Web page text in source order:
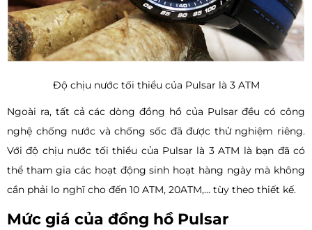
Độ chịu nước tối thiểu của Pulsar là 3 ATM
Ngoài ra, tất cả các dòng đồng hồ của Pulsar đều có công
nghệ chống nước và chống sốc đã được thử nghiệm riêng.
Với độ chịu nước tối thiểu của Pulsar là 3 ATM là bạn đã có
thể tham gia các hoạt động sinh hoạt hàng ngày mà không
cần phải lo nghĩ cho đến 10 ATM, 20ATM,... tùy theo thiết kế.
Mức giá của đồng hồ Pulsar